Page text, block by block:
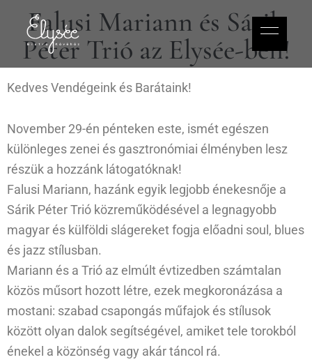
Falusi Mariann és Sárik
Péter Trió az Elysée-ben!
Kedves Vendégeink és Barátaink!
November 29-én pénteken este, ismét egészen
különleges zenei és gasztronómiai élményben lesz
részük a hozzánk látogatóknak!
Falusi Mariann, hazánk egyik legjobb énekesnője a
Sárik Péter Trió közreműködésével a legnagyobb
magyar és külföldi slágereket fogja előadni soul, blues
és jazz stílusban.
Mariann és a Trió az elmúlt évtizedben számtalan
közös műsort hozott létre, ezek megkoronázása a
mostani: szabad csapongás műfajok és stílusok
között olyan dalok segítségével, amiket tele torokból
énekel a közönség vagy akár táncol rá.